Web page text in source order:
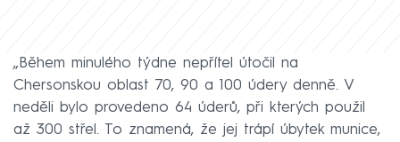
„Během minulého týdne nepřítel útočil na
Chersonskou oblast 70, 90 a 100 údery denně. V
neděli bylo provedeno 64 úderů, při kterých použil
až 300 střel. To znamená, že jej trápí úbytek munice,